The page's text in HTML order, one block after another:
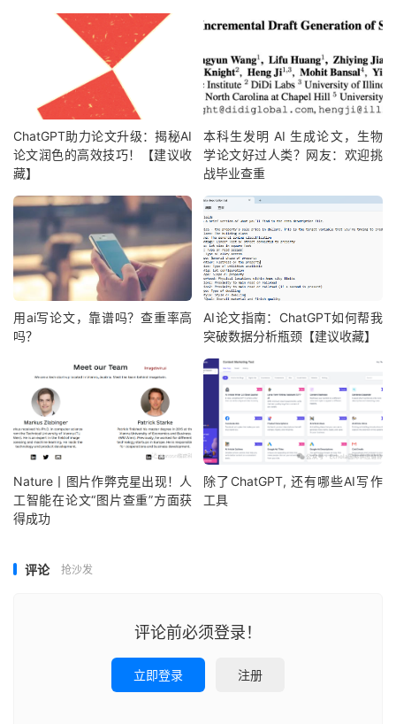
ChatGPT助力论文升级：揭秘AI
论文润色的高效技巧！【建议收
藏】
本科生发明 AI 生成论文，生物
学论文好过人类？网友：欢迎挑
战毕业查重
用ai写论文，靠谱吗？查重率高
吗？
AI论文指南：ChatGPT如何帮我
突破数据分析瓶颈【建议收藏】
Nature丨图片作弊克星出现！人
工智能在论文“图片查重”方面获
得成功
除了ChatGPT, 还有哪些AI写作
工具
评论 抢沙发
评论前必须登录！
立即登录 注册